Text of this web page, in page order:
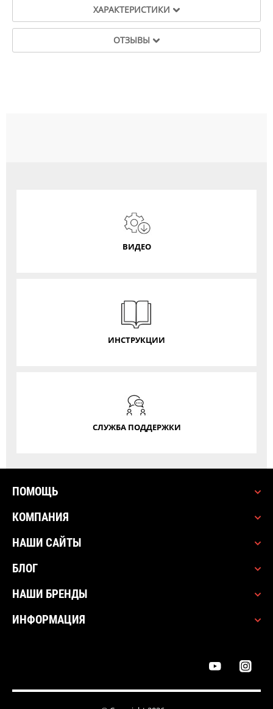
ХАРАКТЕРИСТИКИ
ОТЗЫВЫ
ВИДЕО
ИНСТРУКЦИИ
СЛУЖБА ПОДДЕРЖКИ
ПОМОЩЬ
КОМПАНИЯ
НАШИ САЙТЫ
БЛОГ
НАШИ БРЕНДЫ
ИНФОРМАЦИЯ